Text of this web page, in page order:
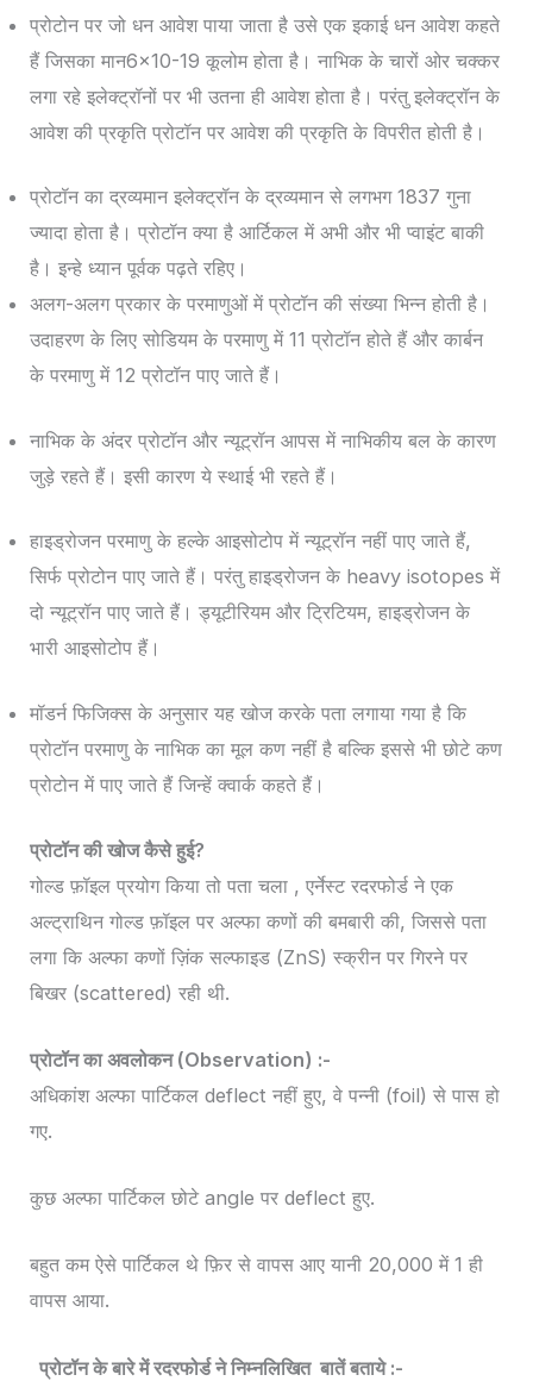
प्रोटोन पर जो धन आवेश पाया जाता है उसे एक इकाई धन आवेश कहते
हैं जिसका मान6×10-19 कूलोम होता है। नाभिक के चारों ओर चक्कर
लगा रहे इलेक्ट्रॉनों पर भी उतना ही आवेश होता है। परंतु इलेक्ट्रॉन के
आवेश की प्रकृति प्रोटॉन पर आवेश की प्रकृति के विपरीत होती है।
प्रोटॉन का द्रव्यमान इलेक्ट्रॉन के द्रव्यमान से लगभग 1837 गुना
ज्यादा होता है। प्रोटॉन क्या है आर्टिकल में अभी और भी प्वाइंट बाकी
है। इन्हे ध्यान पूर्वक पढ़ते रहिए।
अलग-अलग प्रकार के परमाणुओं में प्रोटॉन की संख्या भिन्न होती है।
उदाहरण के लिए सोडियम के परमाणु में 11 प्रोटॉन होते हैं और कार्बन
के परमाणु में 12 प्रोटॉन पाए जाते हैं।
नाभिक के अंदर प्रोटॉन और न्यूट्रॉन आपस में नाभिकीय बल के कारण
जुड़े रहते हैं। इसी कारण ये स्थाई भी रहते हैं।
हाइड्रोजन परमाणु के हल्के आइसोटोप में न्यूट्रॉन नहीं पाए जाते हैं,
सिर्फ प्रोटोन पाए जाते हैं। परंतु हाइड्रोजन के heavy isotopes में
दो न्यूट्रॉन पाए जाते हैं। ड्यूटीरियम और ट्रिटियम, हाइड्रोजन के
भारी आइसोटोप हैं।
मॉडर्न फिजिक्स के अनुसार यह खोज करके पता लगाया गया है कि
प्रोटॉन परमाणु के नाभिक का मूल कण नहीं है बल्कि इससे भी छोटे कण
प्रोटोन में पाए जाते हैं जिन्हें क्वार्क कहते हैं।
प्रोटॉन की खोज कैसे हुई?
गोल्ड फ़ॉइल प्रयोग किया तो पता चला , एर्नेस्ट रदरफोर्ड ने एक
अल्ट्राथिन गोल्ड फ़ॉइल पर अल्फा कणों की बमबारी की, जिससे पता
लगा कि अल्फा कणों ज़िंक सल्फाइड (ZnS) स्क्रीन पर गिरने पर
बिखर (scattered) रही थी.
प्रोटॉन का अवलोकन (Observation) :-
अधिकांश अल्फा पार्टिकल deflect नहीं हुए, वे पन्नी (foil) से पास हो
गए.
कुछ अल्फा पार्टिकल छोटे angle पर deflect हुए.
बहुत कम ऐसे पार्टिकल थे फ़िर से वापस आए यानी 20,000 में 1 ही
वापस आया.
प्रोटॉन के बारे में रदरफोर्ड ने निम्नलिखित बातें बताये :-